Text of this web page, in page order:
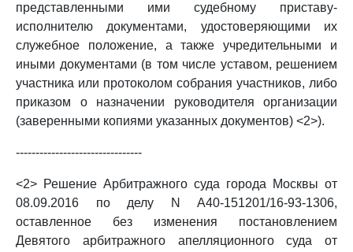
представленными ими судебному приставу-
исполнителю документами, удостоверяющими их
служебное положение, а также учредительными и
иными документами (в том числе уставом, решением
участника или протоколом собрания участников, либо
приказом о назначении руководителя организации
(заверенными копиями указанных документов) <2>).
--------------------------------
<2> Решение Арбитражного суда города Москвы от
08.09.2016 по делу N А40-151201/16-93-1306,
оставленное без изменения постановлением
Девятого арбитражного апелляционного суда от